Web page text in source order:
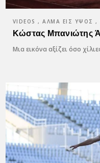
VIDEOS , ΆΛΜΑ ΕΙΣ ΎΨΟΣ ,
Κώστας Μπανιώτης
Μια εικόνα αξίζει όσο